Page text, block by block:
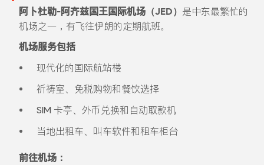
阿卜杜勒-阿齐兹国王国际机场（JED） 是中东最繁忙的
机场之一，有飞往伊朗的定期航班。
机场服务包括
现代化的国际航站楼
祈祷室、免税购物和餐饮选择
SIM 卡亭、外币兑换和自动取款机
当地出租车、叫车软件和租车柜台
前往机场：